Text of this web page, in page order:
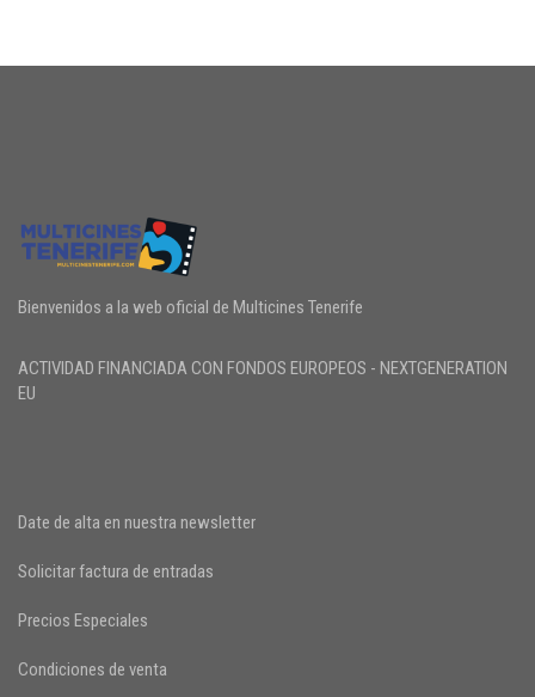
Bienvenidos a la web oficial de Multicines Tenerife
ACTIVIDAD FINANCIADA CON FONDOS EUROPEOS - NEXTGENERATION
EU
Date de alta en nuestra newsletter
Solicitar factura de entradas
Precios Especiales
Condiciones de venta